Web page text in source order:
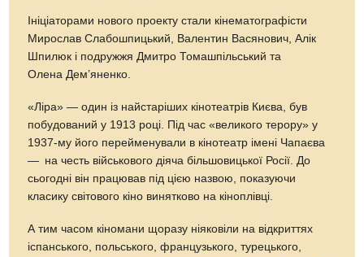
Ініціаторами нового проекту стали кінематографісти
Мирослав Слабошпицький, Валентин Васянович, Алік
Шпилюк і подружжя Дмитро Томашпільський та
Олена Дем’яненко.
«Ліра» — один із найстаріших кінотеатрів Києва, був
побудований у 1913 році. Під час «великого терору» у
1937-му його перейменували в кінотеатр імені Чапаєва
— на честь військового діяча більшовицької Росії. До
сьогодні він працював під цією назвою, показуючи
класику світового кіно винятково на кіноплівці.
А тим часом кіномани щоразу ніяковіли на відкриттях
іспанського, польського, французького, турецького,